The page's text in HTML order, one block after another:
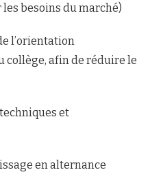
besoins du marché)
l’orientation
collège, afin de réduire le
et
en alternance